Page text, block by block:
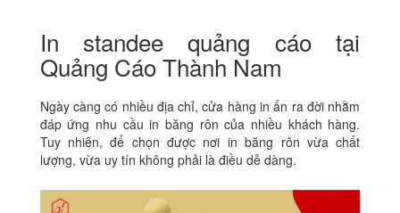
In standee quảng cáo tại
Quảng Cáo Thành Nam
Ngày càng có nhiều địa chỉ, cửa hàng in ấn ra đời nhằm
đáp ứng nhu cầu in băng rôn của nhiều khách hàng.
Tuy nhiên, để chọn được nơi in băng rôn vừa chất
lượng, vừa uy tín không phải là điều dễ dàng.